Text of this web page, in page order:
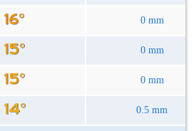
0 mm
0 mm
0 mm
0.5 mm